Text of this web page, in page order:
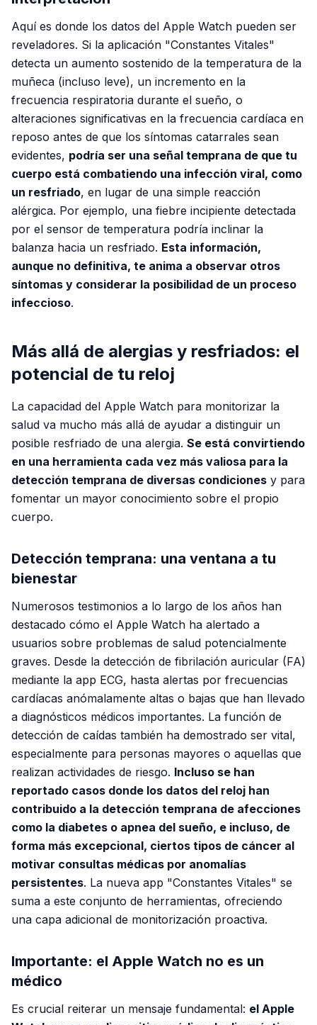
Aquí es donde los datos del Apple Watch pueden ser
reveladores. Si la aplicación "Constantes Vitales"
detecta un aumento sostenido de la temperatura de la
muñeca (incluso leve), un incremento en la
frecuencia respiratoria durante el sueño, o
alteraciones significativas en la frecuencia cardíaca en
reposo antes de que los síntomas catarrales sean
evidentes, podría ser una señal temprana de que tu
cuerpo está combatiendo una infección viral, como
un resfriado, en lugar de una simple reacción
alérgica. Por ejemplo, una fiebre incipiente detectada
por el sensor de temperatura podría inclinar la
balanza hacia un resfriado. Esta información,
aunque no definitiva, te anima a observar otros
síntomas y considerar la posibilidad de un proceso
infeccioso.
Más allá de alergias y resfriados: el
potencial de tu reloj
La capacidad del Apple Watch para monitorizar la
salud va mucho más allá de ayudar a distinguir un
posible resfriado de una alergia. Se está convirtiendo
en una herramienta cada vez más valiosa para la
detección temprana de diversas condiciones y para
fomentar un mayor conocimiento sobre el propio
cuerpo.
Detección temprana: una ventana a tu
bienestar
Numerosos testimonios a lo largo de los años han
destacado cómo el Apple Watch ha alertado a
usuarios sobre problemas de salud potencialmente
graves. Desde la detección de fibrilación auricular (FA)
mediante la app ECG, hasta alertas por frecuencias
cardíacas anómalamente altas o bajas que han llevado
a diagnósticos médicos importantes. La función de
detección de caídas también ha demostrado ser vital,
especialmente para personas mayores o aquellas que
realizan actividades de riesgo. Incluso se han
reportado casos donde los datos del reloj han
contribuido a la detección temprana de afecciones
como la diabetes o apnea del sueño, e incluso, de
forma más excepcional, ciertos tipos de cáncer al
motivar consultas médicas por anomalías
persistentes. La nueva app "Constantes Vitales" se
suma a este conjunto de herramientas, ofreciendo
una capa adicional de monitorización proactiva.
Importante: el Apple Watch no es un
médico
Es crucial reiterar un mensaje fundamental: el Apple